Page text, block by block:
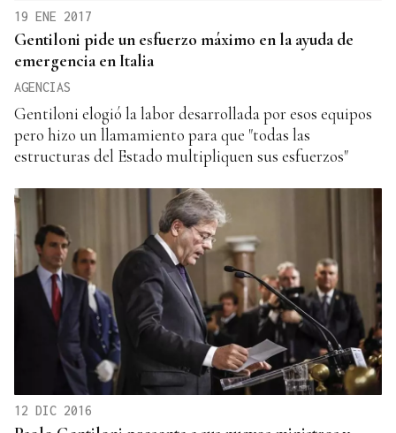
19 ENE 2017
Gentiloni pide un esfuerzo máximo en la ayuda de
emergencia en Italia
AGENCIAS
Gentiloni elogió la labor desarrollada por esos equipos
pero hizo un llamamiento para que "todas las
estructuras del Estado multipliquen sus esfuerzos"
12 DIC 2016